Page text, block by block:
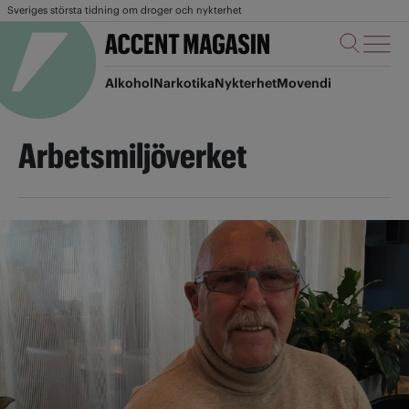
Sveriges största tidning om droger och nykterhet
AlkoholNarkotikaNykterhetMovendi
Arbetsmiljöverket